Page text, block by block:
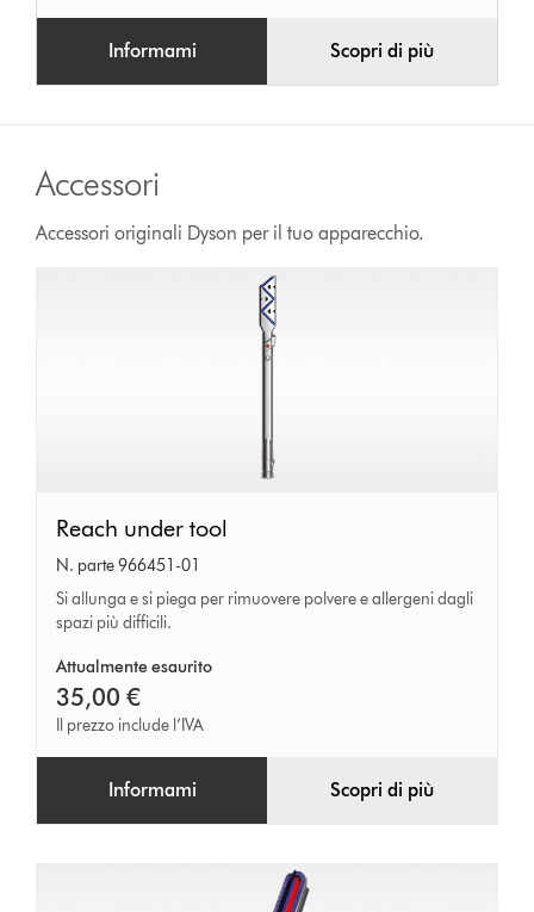
Informami Scopri di più
Accessori
Accessori originali Dyson per il tuo apparecchio.
Reach
under
tool
Reach under tool
N. parte 966451-01
Si allunga e si piega per rimuovere polvere e allergeni dagli
spazi più difficili.
Attualmente esaurito
35,00 €
Il prezzo include l’IVA
Informami Scopri di più